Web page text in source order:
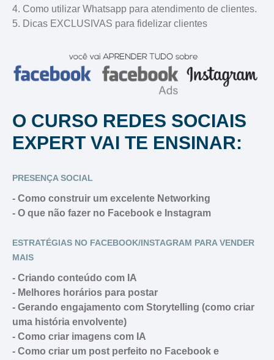
4. Como utilizar Whatsapp para atendimento de clientes.
5. Dicas EXCLUSIVAS para fidelizar clientes
O CURSO REDES SOCIAIS
EXPERT VAI TE ENSINAR:
PRESENÇA SOCIAL
- Como construir um excelente Networking
- O que não fazer no Facebook e Instagram
ESTRATÉGIAS NO FACEBOOK/INSTAGRAM PARA VENDER
MAIS
- Criando conteúdo com IA
- Melhores horários para postar
- Gerando engajamento com Storytelling (como criar
uma história envolvente)
- Como criar imagens com IA
- Como criar um post perfeito no Facebook e